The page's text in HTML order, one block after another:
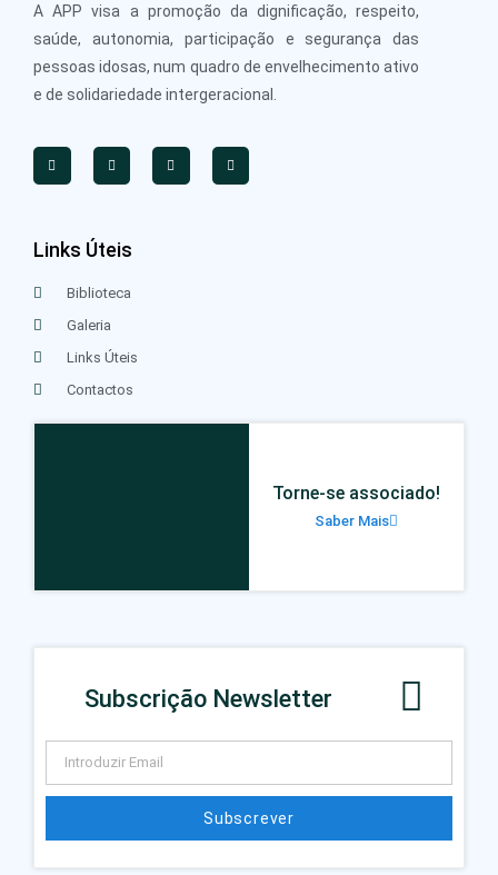
A APP visa a promoção da dignificação, respeito,
saúde, autonomia, participação e segurança das
pessoas idosas, num quadro de envelhecimento ativo
e de solidariedade intergeracional.
Links Úteis
Biblioteca
Galeria
Links Úteis
Contactos
Torne-se associado!
Saber Mais
Subscrição Newsletter
Subscrever